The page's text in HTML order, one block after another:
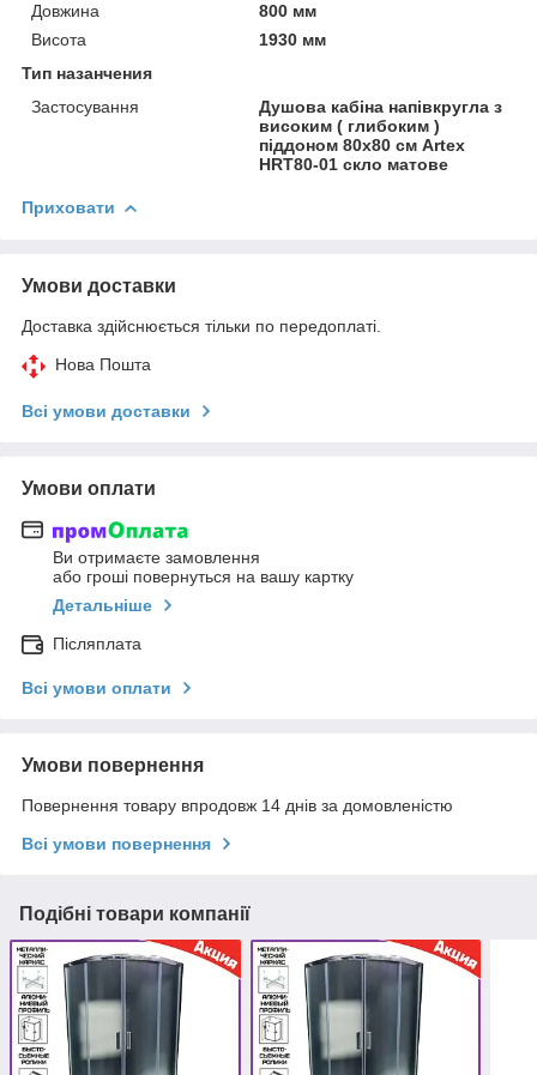
Довжина
800 мм
Висота
1930 мм
Тип назанчения
Застосування
Душова кабіна напівкругла з
високим ( глибоким )
піддоном 80х80 см Artex
HRT80-01 скло матове
Приховати
Умови доставки
Доставка здійснюється тільки по передоплаті.
Нова Пошта
Всі умови доставки
Умови оплати
Ви отримаєте замовлення
або гроші повернуться на вашу картку
Детальніше
Післяплата
Всі умови оплати
Умови повернення
Повернення товару впродовж 14 днів за домовленістю
Всі умови повернення
Подібні товари компанії